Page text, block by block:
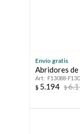
Envío gratis
Abridores
F13088-
$ 5.194 $